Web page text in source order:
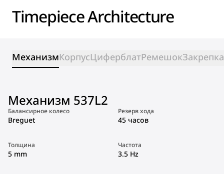
Timepiece Architecture
МеханизмКорпусЦиферблатРемешокЗакрепка
Механизм 537L2
Балансирное колесо
Breguet
Резерв хода
45 часов
Толщина
5 mm
Частота
3.5 Hz